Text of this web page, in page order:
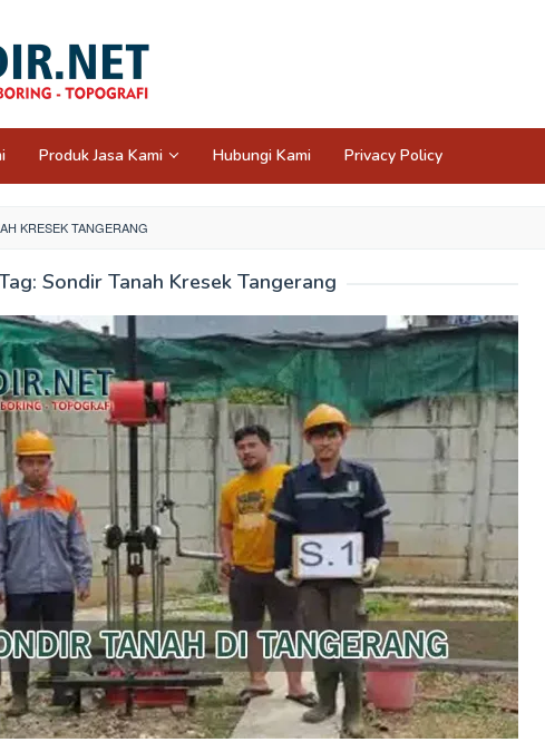
Produk Jasa Kami Hubungi Kami Privacy Policy
KRESEK TANGERANG
Sondir Tanah Kresek Tangerang